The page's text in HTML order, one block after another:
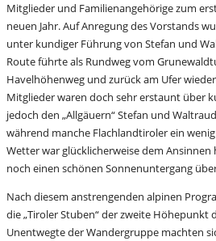
Mitglieder und Familienangehörige zum
neuen Jahr.Auf Anregung des Vorstands
unter kundiger Führung von Stefan und
Route führte als Rundweg vom
Havelhöhenweg und zurück am Ufer
Mitglieder waren doch sehr erstaunt über
jedoch den „Allgäuern“ Stefan und
während manche Flachlandtiroler ein
Wetter war glücklicherweise dem
noch einen schönen Sonnenuntergang
Nach diesem anstrengenden alpinen
die „Tiroler Stuben“ der zweite Höhepunkt
Unentwegte der Wandergruppe machten